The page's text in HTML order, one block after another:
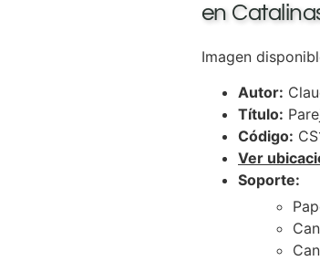
en
Imagen
Autor:
Título:
Código:
Ver
Soporte: